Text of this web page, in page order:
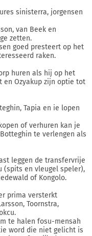
sinisterra, jorgensen
van Beek en
zetten.
goed presteert op het
raken.
huren als hij op het
en Ozyakup zijn optie tot
Tapia en ie lopen
of verhuren kan je
te verlengen als
leggen de transfervrije
(spits en vleugel speler),
of Kongolo.
prima versterkt
Toornstra,
te halen fosu-mensah
word die niet gelicht is